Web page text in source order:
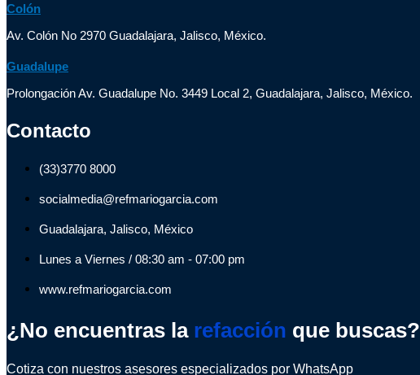
Colón
Av. Colón No 2970 Guadalajara, Jalisco, México.
Guadalupe
Prolongación Av. Guadalupe No. 3449 Local 2, Guadalajara, Jalisco, México.
Contacto
(33)3770 8000
socialmedia@refmariogarcia.com
Guadalajara, Jalisco, México
Lunes a Viernes / 08:30 am - 07:00 pm
www.refmariogarcia.com
¿No encuentras la refacción que buscas?
Cotiza con nuestros asesores especializados por WhatsApp